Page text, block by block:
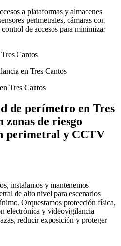
a plataformas y almacenes
perimetrales, cámaras con
de accesos para minimizar
de perímetro en Tres
zonas de riesgo
perimetral y CCTV
instalamos y mantenemos
de alto nivel para escenarios
Orquestamos protección física,
electrónica y videovigilancia
reducir exposición y proteger